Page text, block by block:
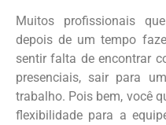
Muitos profissionais
depois de um tempo
sentir falta de encontrar
presenciais, sair para
trabalho. Pois bem, você
flexibilidade para a